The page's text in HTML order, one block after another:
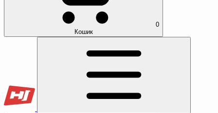
0
Кошик